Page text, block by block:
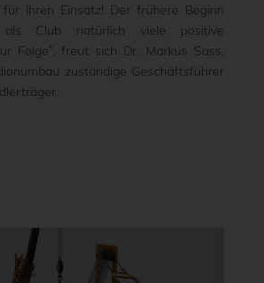
Ihren Einsatz! Der frühere Beginn
Club natürlich viele positive
Folge”, freut sich Dr. Markus Sass,
zuständige Geschäftsführer